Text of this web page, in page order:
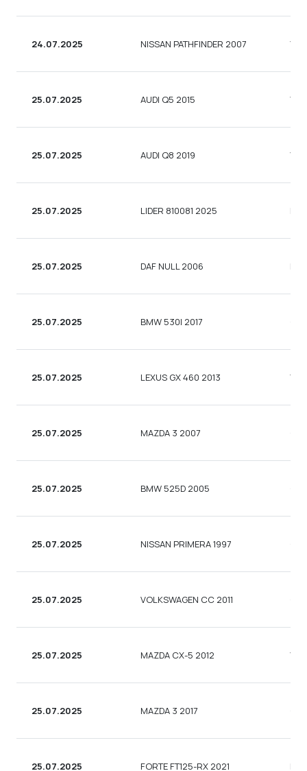
24.07.2025 NISSAN PATHFINDER 2007
25.07.2025 AUDI Q5 2015
25.07.2025 AUDI Q8 2019
25.07.2025 LIDER 810081 2025
25.07.2025 DAF NULL 2006
25.07.2025 BMW 530I 2017
25.07.2025 LEXUS GX 460 2013
25.07.2025 MAZDA 3 2007
25.07.2025 BMW 525D 2005
25.07.2025 NISSAN PRIMERA 1997
25.07.2025 VOLKSWAGEN CC 2011
25.07.2025 MAZDA CX-5 2012
25.07.2025 MAZDA 3 2017
25.07.2025 FORTE FT125-RX 2021